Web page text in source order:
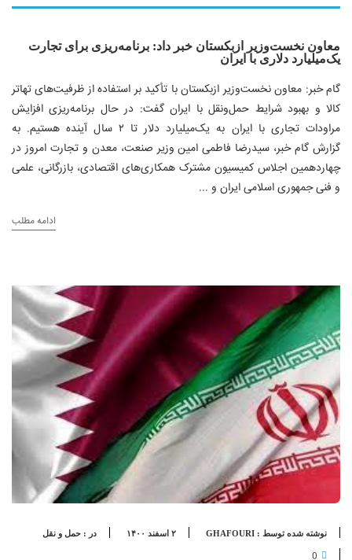
معاون نخست‌وزیر ازبکستان خبر داد: برنامه‌ریزی برای تجارت
یک‌میلیارد دلاری با ایران
گام خبر: معاون نخست‌وزیر ازبکستان با تأکید بر استفاده از ظرفیت‌های تهاتر
کالا و بهبود شرایط حمل‌و‌نقل با ایران گفت: در حال برنامه‌ریزی افزایش
مراودات تجاری با ایران به یک‌میلیارد دلار تا ۲ سال آینده هستیم. به
گزارش گام خبر، سیدرضا فاطمی‌ امین وزیر صنعت، معدن و تجارت امروز در
چهاردهمین اجلاس کمیسیون مشترک همکاری‌های اقتصادی، بازرگانی، علمی
و فنی جمهوری اسلامی ایران و ...
ادامه مطلب
نوشته شده توسط : GHAFOURI ۲ اسفند ۱۴۰۰ در : حمل و نقل
0